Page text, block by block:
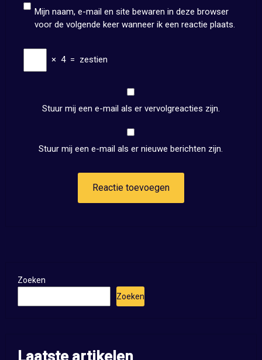
Mijn naam, e-mail en site bewaren in deze browser
voor de volgende keer wanneer ik een reactie plaats.
× 4 = zestien
Stuur mij een e-mail als er vervolgreacties zijn.
Stuur mij een e-mail als er nieuwe berichten zijn.
Zoeken
Zoeken